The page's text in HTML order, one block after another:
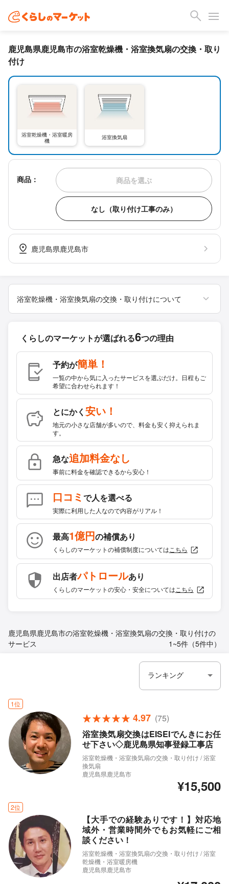
鹿児島県鹿児島市の浴室乾燥機・浴室換気扇の交換・取り
付け
浴室乾燥機・浴室暖房
機
浴室換気扇
商品： 商品を選ぶ
なし（取り付け工事のみ）
鹿児島県鹿児島市
浴室乾燥機・浴室換気扇の交換・取り付けについて
くらしのマーケットが選ばれる6つの理由
予約が簡単！
一覧の中から気に入ったサービスを選ぶだけ。日程もご
希望に合わせられます！
とにかく 安い！
地元の小さな店舗が多いので、料金も安く抑えられま
す。
急な追加料金なし
事前に料金を確認できるから安心！
口コミで人を選べる
実際に利用した人なので内容がリアル！
最高1億円の補償あり
くらしのマーケットの補償制度については こちら
出店者パトロールあり
くらしのマーケットの安心・安全については こちら
鹿児島県鹿児島市の浴室乾燥機・浴室換気扇の交換・取り付けの
サービス
1~5件（5件中）
1位
4.97 (75)
浴室換気扇交換はEISEIでんきにお任
せ下さい◇鹿児島県知事登録工事店
浴室乾燥機・浴室換気扇の交換・取り付け / 浴室
換気扇
鹿児島県鹿児島市
¥15,500
2位
【大手での経験ありです！】対応地
域外・営業時間外でもお気軽にご相
談ください！
浴室乾燥機・浴室換気扇の交換・取り付け / 浴室
乾燥機・浴室暖房機
鹿児島県鹿児島市